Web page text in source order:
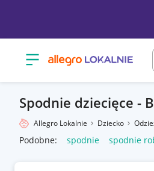
Otwórz menu z kategoriami
Spodnie dziecięce -
Allegro Lokalnie Dziecko
Podobne: spodnie spodnie